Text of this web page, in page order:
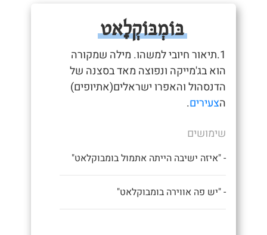
בּוֹמְבּוֹקְלָאט
1.תיאור חיובי למשהו. מילה שמקורה
הוא בג'מייקה ונפוצה מאד בסצנה של
הדנסהול והאפרו ישראלים(אתיופים)
הצעירים.
שימושים
- "איזה ישיבה הייתה אתמול בומבוקלאט"
- "יש פה אווירה בומבוקלאט"